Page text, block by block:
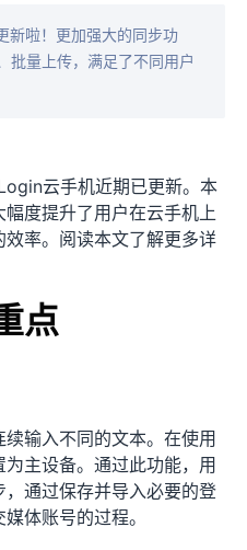
新啦！更加强大的同步功
批量上传，满足了不同用户
云手机近期已更新。本
度提升了用户在云手机上
率。阅读本文了解更多详
点
输入不同的文本。在使用
主设备。通过此功能，用
通过保存并导入必要的登
体账号的过程。